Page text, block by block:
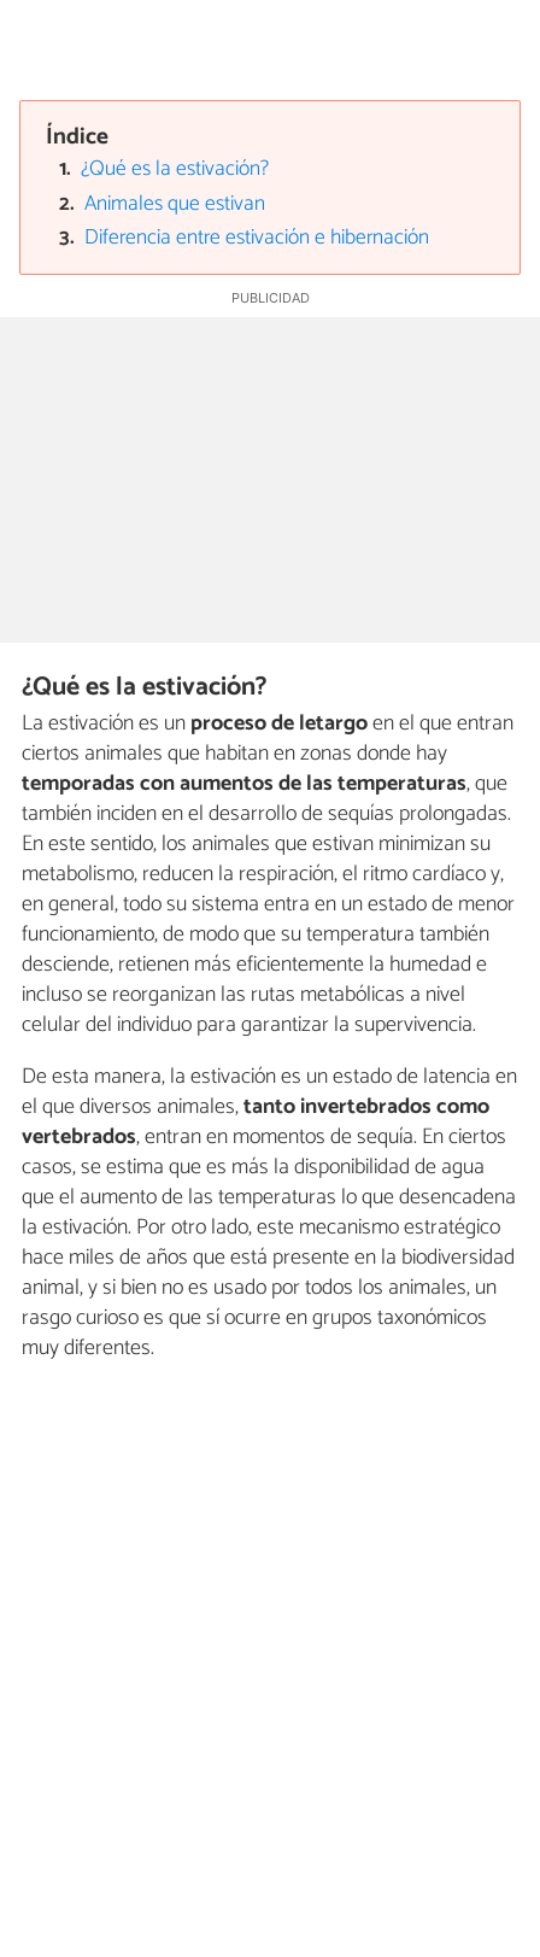
Índice
¿Qué es la estivación?
Animales que estivan
Diferencia entre estivación e hibernación
¿Qué es la estivación?
La estivación es unproceso de letargoen el que entran
ciertos animales que habitan en zonas donde hay
temporadas con aumentos de las temperaturas, que
también inciden en el desarrollo de sequías prolongadas.
En este sentido, los animales que estivan minimizan su
metabolismo, reducen la respiración, el ritmo cardíaco y,
en general, todo su sistema entra en un estado de menor
funcionamiento, de modo que su temperatura también
desciende, retienen más eficientemente la humedad e
incluso se reorganizan las rutas metabólicas a nivel
celular del individuo para garantizar la supervivencia.
De esta manera, la estivación es un estado de latencia en
el que diversos animales,tanto invertebrados como
vertebrados, entran en momentos de sequía. En ciertos
casos, se estima que es más la disponibilidad de agua
que el aumento de las temperaturas lo que desencadena
la estivación. Por otro lado, este mecanismo estratégico
hace miles de años que está presente en la biodiversidad
animal, y si bien no es usado por todos los animales, un
rasgo curioso es que sí ocurre en grupos taxonómicos
muy diferentes.